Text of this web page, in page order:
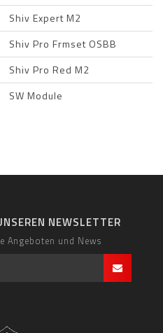
Shiv Expert M2
Shiv Pro Frmset OSBB
Shiv Pro Red M2
SW Module
NEWSLETTER
Angeboten und News